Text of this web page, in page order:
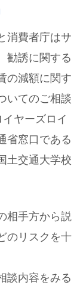
消費者庁はサ
勧誘に関する
の減額に関す
いてのご相談
ヤーズロイ
省窓口である
土交通大学校
相手方から説
のリスクを十
談内容をみる